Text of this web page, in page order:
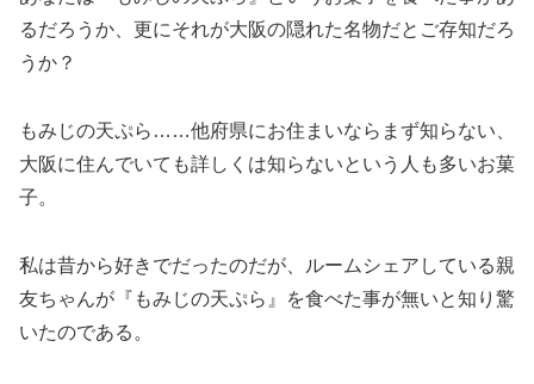
るだろうか、更にそれが大阪の隠れた名物だとご存知だろ
うか？
もみじの天ぷら……他府県にお住まいならまず知らない、
大阪に住んでいても詳しくは知らないという人も多いお菓
子。
私は昔から好きでだったのだが、ルームシェアしている親
友ちゃんが『もみじの天ぷら』を食べた事が無いと知り驚
いたのである。